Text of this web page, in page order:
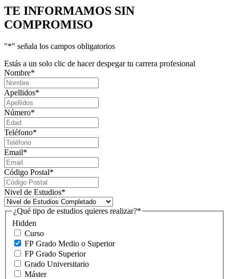
TE INFORMAMOS SIN
COMPROMISO
"*" señala los campos obligatorios
Estás a un solo clic de hacer despegar tu carrera profesional
Nombre*
Apellidos*
Número*
Teléfono*
Email*
Código Postal*
Nivel de Estudios*
Hidden
¿Qué tipo de estudios quieres realizar?*
Curso
FP Grado Medio o Superior
FP Grado Superior
Grado Universitario
Máster